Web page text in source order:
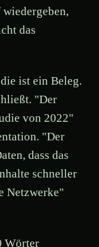
das
ist ein Beleg.
"Der
von 2022"
"Der
dass das
schneller
Netzwerke"
Wörter